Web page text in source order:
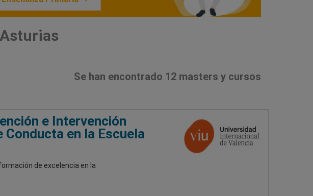
Se han encontrado 12 masters y cursos
e Intervención
en la Escuela
de excelencia en la